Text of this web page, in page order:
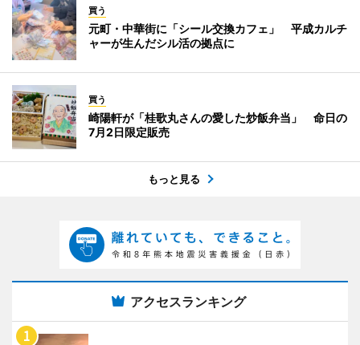
買う
元町・中華街に「シール交換カフェ」 平成カルチ
ャーが生んだシル活の拠点に
買う
崎陽軒が「桂歌丸さんの愛した炒飯弁当」 命日の
7月2日限定販売
もっと見る
アクセスランキング